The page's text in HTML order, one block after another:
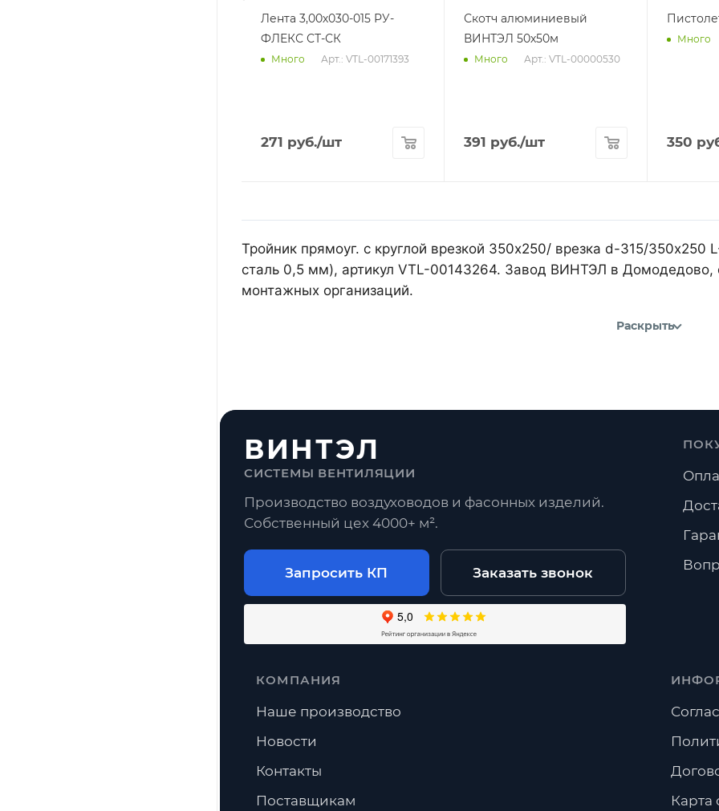
Лента 3,00х030-015 РУ-
ФЛЕКС СТ-СК
Много Арт.: VTL-00171393
271 руб./шт
Скотч алюминиевый
ВИНТЭЛ 50х50м
Много Арт.: VTL-00000530
391 руб./шт
Много
350
Тройник прямоуг. с круглой врезкой 350х250/ врезка d-315/
сталь 0,5 мм), артикул VTL-00143264. Завод ВИНТЭЛ в Домодедово,
монтажных организаций.
Раскрыть
ВИНТЭЛ
СИСТЕМЫ ВЕНТИЛЯЦИИ
Производство воздуховодов и фасонных изделий.
Собственный цех 4000+ м².
Запросить КП Заказать звонок
КОМПАНИЯ
Наше производство
Новости
Контакты
Поставщикам
Карта